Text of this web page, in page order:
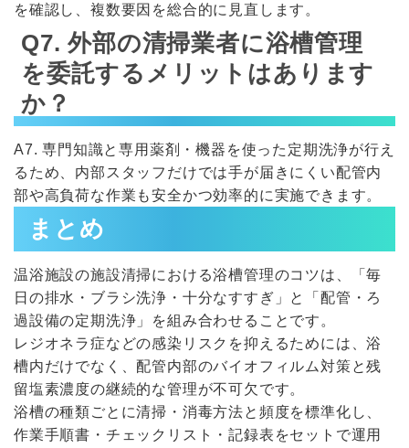
を確認し、複数要因を総合的に見直します。
Q7. 外部の清掃業者に浴槽管理
を委託するメリットはあります
か？
A7. 専門知識と専用薬剤・機器を使った定期洗浄が行え
るため、内部スタッフだけでは手が届きにくい配管内
部や高負荷な作業も安全かつ効率的に実施できます。
まとめ
温浴施設の施設清掃における浴槽管理のコツは、「毎
日の排水・ブラシ洗浄・十分なすすぎ」と「配管・ろ
過設備の定期洗浄」を組み合わせることです。
レジオネラ症などの感染リスクを抑えるためには、浴
槽内だけでなく、配管内部のバイオフィルム対策と残
留塩素濃度の継続的な管理が不可欠です。
浴槽の種類ごとに清掃・消毒方法と頻度を標準化し、
作業手順書・チェックリスト・記録表をセットで運用